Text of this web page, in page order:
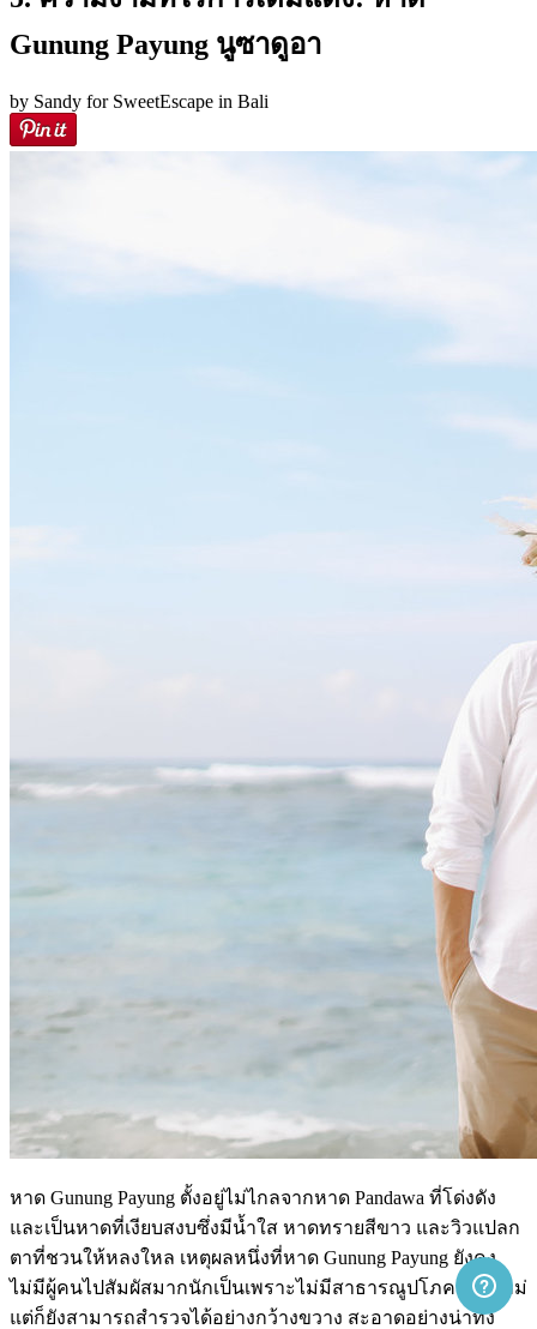
Gunung Payung นูซาดูอา
by Sandy for SweetEscape in Bali
หาด Gunung Payung ตั้งอยู่ไม่ไกลจากหาด Pandawa ที่โด่งดัง
และเป็นหาดที่เงียบสงบซึ่งมีน้ำใส หาดทรายสีขาว และวิวแปลก
ตาที่ชวนให้หลงใหล เหตุผลหนึ่งที่หาด Gunung Payung ยังคง
ไม่มีผู้คนไปสัมผัสมากนักเป็นเพราะไม่มีสาธารณูปโภคสมัยใหม่
แต่ก็ยังสามารถสำรวจได้อย่างกว้างขวาง สะอาดอย่างน่าทึ่ง